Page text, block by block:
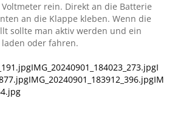
rein. Direkt an die Batterie
an die Klappe kleben. Wenn die
sollte man aktiv werden und ein
oder fahren.
IMG_20240901_184023_273.jpgI
IMG_20240901_183912_396.jpgIM